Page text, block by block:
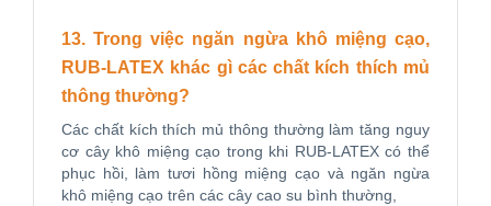
13. Trong việc ngăn ngừa khô miệng cạo,
RUB-LATEX khác gì các chất kích thích mủ
thông thường?
Các chất kích thích mủ thông thường làm tăng nguy
cơ cây khô miệng cạo trong khi RUB-LATEX có thể
phục hồi, làm tươi hồng miệng cạo và ngăn ngừa
khô miệng cạo trên các cây cao su bình thường,